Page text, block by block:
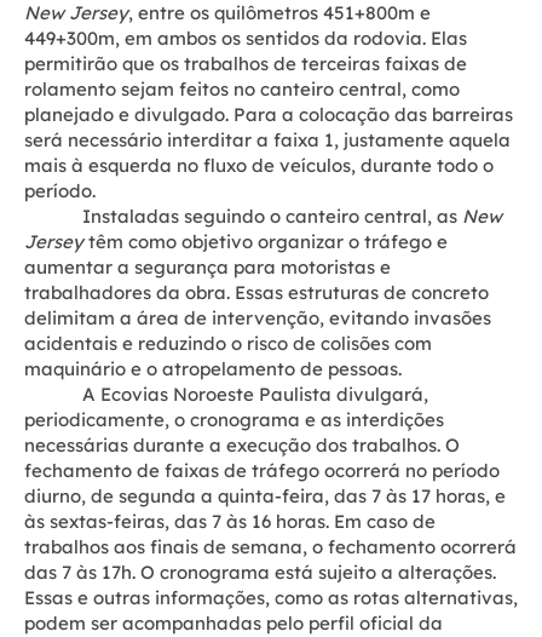
New Jersey, entre os quilômetros 451+800m e
449+300m, em ambos os sentidos da rodovia. Elas
permitirão que os trabalhos de terceiras faixas de
rolamento sejam feitos no canteiro central, como
planejado e divulgado. Para a colocação das barreiras
será necessário interditar a faixa 1, justamente aquela
mais à esquerda no fluxo de veículos, durante todo o
período.
Instaladas seguindo o canteiro central, as New
Jerseytêm como objetivo organizar o tráfego e
aumentar a segurança para motoristas e
trabalhadores da obra. Essas estruturas de concreto
delimitam a área de intervenção, evitando invasões
acidentais e reduzindo o risco de colisões com
maquinário e o atropelamento de pessoas.
A Ecovias Noroeste Paulista divulgará,
periodicamente, o cronograma e as interdições
necessárias durante a execução dos trabalhos. O
fechamento de faixas de tráfego ocorrerá no período
diurno, de segunda a quinta-feira, das 7 às 17 horas, e
às sextas-feiras, das 7 às 16 horas. Em caso de
trabalhos aos finais de semana, o fechamento ocorrerá
das 7 às 17h. O cronograma está sujeito a alterações.
Essas e outras informações, como as rotas alternativas,
podem ser acompanhadas pelo perfil oficial da